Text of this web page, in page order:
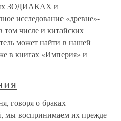
ЗОДИАКАХ и
исследование «древне»-
числе и китайских
может найти в нашей
в книгах «Империя» и
говоря о браках
мы воспринимаем их прежде